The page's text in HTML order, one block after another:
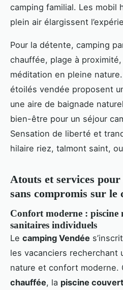
camping familial. Les mobil
plein air élargissent
Pour la détente, camping
chauffée, plage à
méditation en pleine
étoilés vendée proposent
une aire de baignade
bien-être pour un séjour
Sensation de liberté et
hilaire riez, talmont saint,
Atouts et services
sans compromis sur le
Confort moderne : piscine
sanitaires individuels
Le camping Vendée
les vacanciers recherchant
nature et confort moderne.
chauffée, la piscine